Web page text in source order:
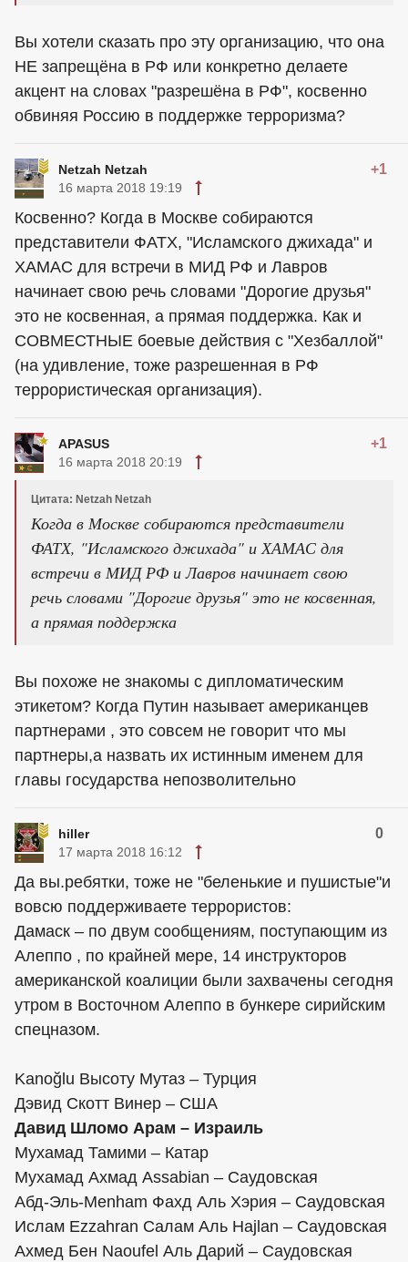
Вы хотели сказать про эту организацию, что она
НЕ запрещёна в РФ или конкретно делаете
акцент на словах "разрешёна в РФ", косвенно
обвиняя Россию в поддержке терроризма?
Netzah Netzah +1
16 марта 2018 19:19
Косвенно? Когда в Москве собираются
представители ФАТХ, "Исламского джихада" и
ХАМАС для встречи в МИД РФ и Лавров
начинает свою речь словами "Дорогие друзья"
это не косвенная, а прямая поддержка. Как и
СОВМЕСТНЫЕ боевые действия с "Хезбаллой"
(на удивление, тоже разрешенная в РФ
террористическая организация).
APASUS +1
16 марта 2018 20:19
Цитата: Netzah Netzah
Когда в Москве собираются представители
ФАТХ, "Исламского джихада" и ХАМАС для
встречи в МИД РФ и Лавров начинает свою
речь словами "Дорогие друзья" это не косвенная,
а прямая поддержка
Вы похоже не знакомы с дипломатическим
этикетом? Когда Путин называет американцев
партнерами , это совсем не говорит что мы
партнеры,а назвать их истинным именем для
главы государства непозволительно
hiller 0
17 марта 2018 16:12
Да вы.ребятки, тоже не "беленькие и пушистые"и
вовсю поддерживаете террористов:
Дамаск – по двум сообщениям, поступающим из
Алеппо , по крайней мере, 14 инструкторов
американской коалиции были захвачены сегодня
утром в Восточном Алеппо в бункере сирийским
спецназом.
Kanoğlu Высоту Мутаз – Турция
Дэвид Скотт Винер – США
Давид Шломо Арам – Израиль
Мухамад Тамими – Катар
Мухамад Ахмад Assabian – Саудовская
Абд-Эль-Menham Фахд Аль Хэрия – Саудовская
Ислам Ezzahran Салам Аль Hajlan – Саудовская
Ахмед Бен Naoufel Аль Дарий – Саудовская